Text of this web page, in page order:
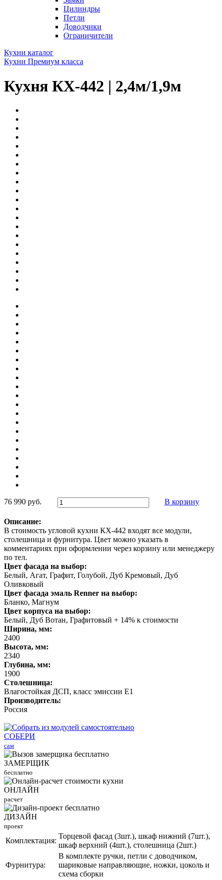
Цилиндры
Петли
Доводчики
Ограничители
Кухни каталог
Кухни Премиум класса
Кухня КХ-442 | 2,4м/1,9м
76 990 руб. В корзину
Описание:
В стоимость угловой кухни КХ-442 входят все модули,
столешница и фурнитура. Цвет можно указать в
комментариях при оформлении через корзину или менеджеру
по тел.
Цвет фасада на выбор:
Белый, Агат, Графит, Голубой, Дуб Кремовый, Дуб
Оливковый
Цвет фасада эмаль Renner на выбор:
Бланко, Магнум
Цвет корпуса на выбор:
Белый, Дуб Вотан, Графитовый + 14% к стоимости
Ширина, мм:
2400
Высота, мм:
2340
Глубина, мм:
1900
Столешница:
Влагостойкая ДСП, класс эмиссии Е1
Производитель:
Россия
СОБЕРИ
сам
ЗАМЕРЩИК
бесплатно
ОНЛАЙН
расчет
ДИЗАЙН
проект
Комплектация:
Торцевой фасад (3шт.), шкаф нижний (7шт.),
шкаф верхний (4шт.), столешница (2шт.)
Фурнитура:
В комплекте ручки, петли с доводчиком,
шариковые направляющие, ножки, цоколь и
схема сборки